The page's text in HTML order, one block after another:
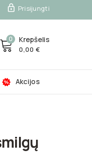
 Prisijungti
0 Krepšelis
0,00 €
Akcijos